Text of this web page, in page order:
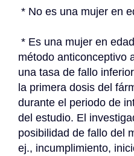
* No es una mujer en
método anticonceptivo
una tasa de fallo
la primera dosis del
durante el periodo de
del estudio. El
posibilidad de fallo del
ej., incumplimiento,